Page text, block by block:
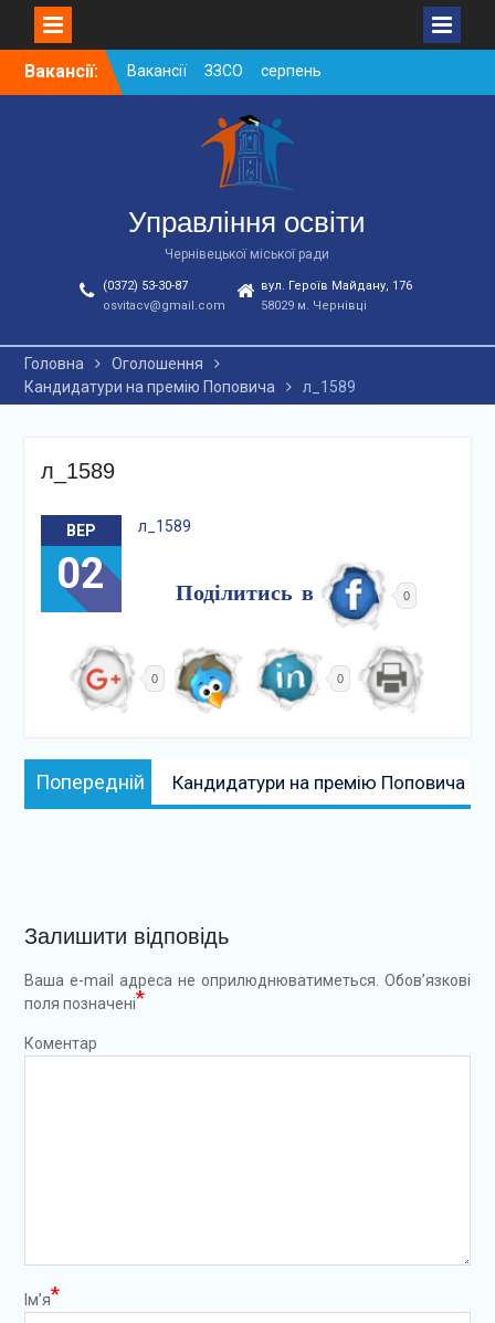
SkipВакансії:
Вакансії ЗЗСО серпень
2026
Вакансії ЗЗСО червень
Вакансії у ЗДО та
дошкільних підрозділах
ЗЗСО станом на
01.08.2026 р.
Управління освіти
Чернівецької міської ради
(0372) 53-30-87
osvitacv@gmail.com
вул. Героїв Майдану, 176
58029 м. Чернівці
Головна
Оголошення
Кандидатури на премію Поповича
л_1589
л_1589
ВЕР
02
л_1589
Поділитись в 0
0 0
Навігація
записів
Попередній Попередній:
Кандидатури на премію Поповича
Залишити відповідь
Ваша e-mail адреса не оприлюднюватиметься. Обов’язкові
поля позначені*
Коментар
Ім’я*